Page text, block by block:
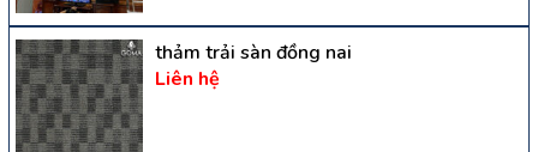
thảm trải sàn đồng nai
Liên hệ